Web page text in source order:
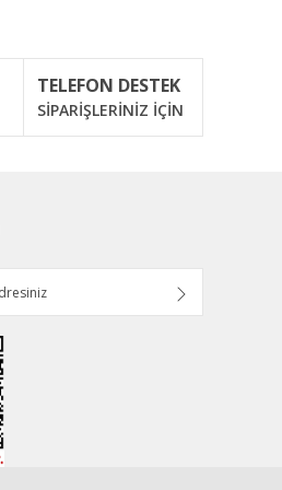
TELEFON DESTEK
SİPARİŞLERİNİZ İÇİN